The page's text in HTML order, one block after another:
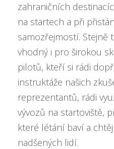
zahraničních
na startech a při
samozřejmostí. Stejně
vhodný i pro širokou
pilotů, kteří si rádi
instruktáže našich
reprezentantů, rádi
vývozů na startoviště,
které létání baví a
nadšených lidí.